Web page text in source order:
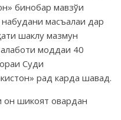
бинобар мавзўи
масъалаи дар
шаклу мазмун
моддаи 40
Суди
рад карда шавад.
он шикоят овардан